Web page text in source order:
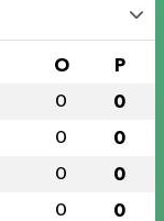
O P
0 0
0 0
0 0
0 0